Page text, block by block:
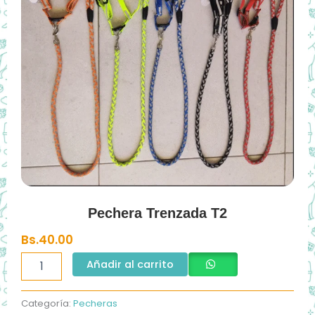
Pechera Trenzada T2
Bs.40.00
Pechera
Trenzada
cantidad
Añadir al carrito
Categoría: Pecheras